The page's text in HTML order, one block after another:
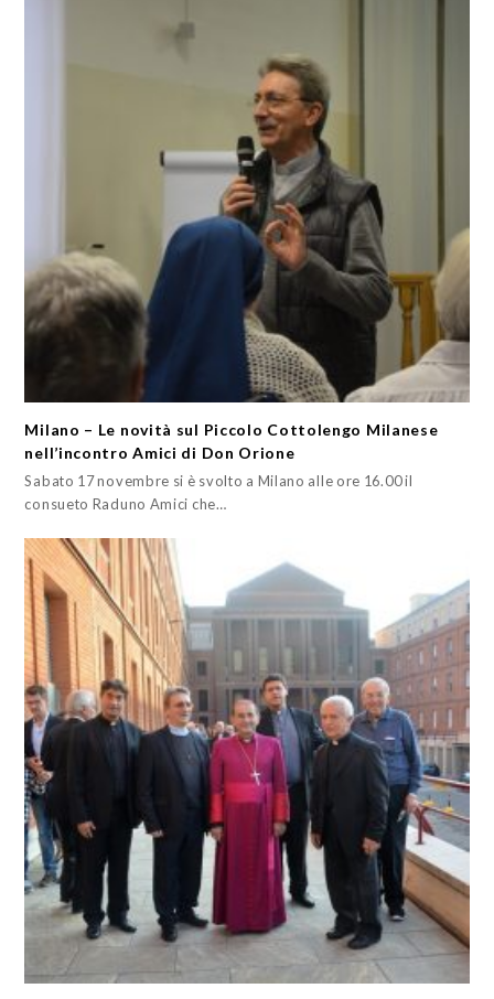
Milano – Le novità sul Piccolo Cottolengo Milanese
nell’incontro Amici di Don Orione
Sabato 17 novembre si è svolto a Milano alle ore 16.00 il
consueto Raduno Amici che…